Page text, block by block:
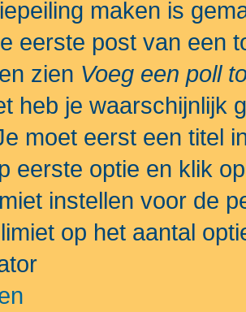
maken is
eerste post van een
zien Voeg een poll
heb je waarschijnlijk
moet eerst een titel
eerste optie en klik
instellen voor de
op het aantal